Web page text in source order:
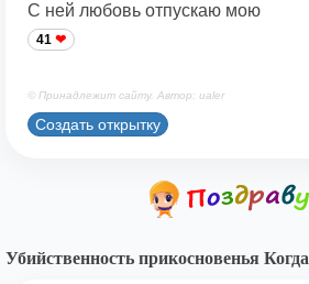
С ней любовь отпускаю мою
41
© Принадлежит сайту. Автор: ualer
Создать открытку
Убийственность прикосновенья Когда